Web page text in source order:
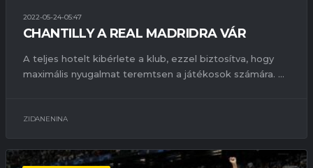
BAJNOKOK LIGÁJA
2022-05-24-05:47
CHANTILLY A REAL MADRIDRA VÁR
A teljes hotelt kibérlete a klub, ezzel biztosítva, hogy
maximális nyugalmat teremtsen a játékosok számára. ...
ZIDANENINA